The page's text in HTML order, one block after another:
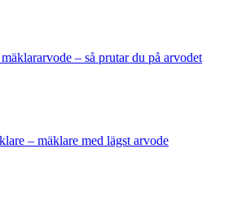
– så prutar du på arvodet
– mäklare med lägst arvode